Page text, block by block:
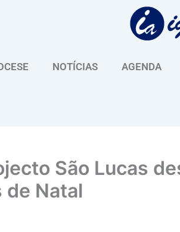
NOTÍCIAS AGENDA
São Lucas
Natal